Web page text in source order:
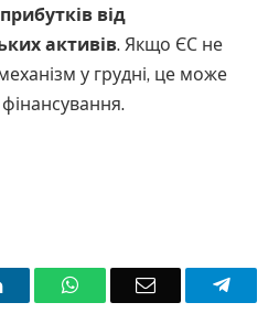
від
активів. Якщо ЄС не
у грудні, це може
LinkedInWhatsAppEmail